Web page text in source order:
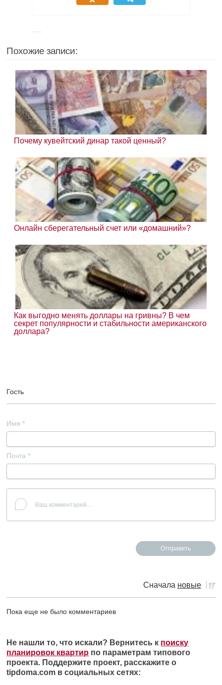
Похожие записи:
Почему кувейтский динар такой ценный?
Онлайн сберегательный счет или «домашний»?
Как выгодно менять доллары на гривны? В чем
секрет популярности и стабильности американского
доллара?
Гость
Имя *
Почта *
Сначала новые
Пока еще не было комментариев
Не нашли то, что искали? Вернитесь к поиску
планировок квартир по параметрам типового
проекта. Поддержите проект, расскажите о
tipdoma.com в социальных сетях: